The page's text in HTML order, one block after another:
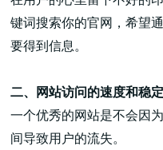
广告大片形式做开发
键词搜索你的官网，希望
要得到信息。
二、网站访问的速度和稳
一个优秀的网站是不会因
间导致用户的流失。